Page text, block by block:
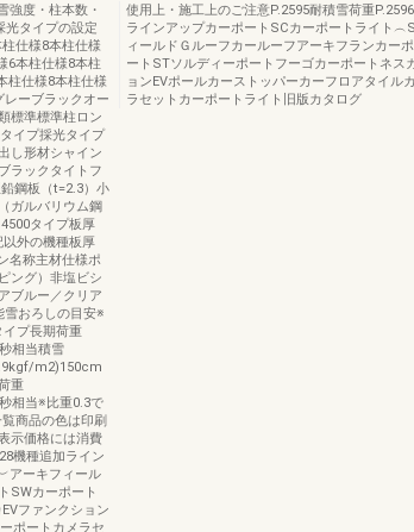
強度・柱本数・
光タイプの設定
仕様8本柱仕様
6本柱仕様8本柱
柱仕様8本柱仕様
ーブラックオー
標準標準柱ロン
イプ採光タイプ
し形材シャイン
ラックタイトフ
鋼板（t=2.3）小
ガルバリウム鋼
タイプ板厚
外の機種板厚
名称主材仕様ポ
ング）非塩ビシ
ブルー／クリア
雪おろしの目安※
プ長期荷重
相当積雪
m2)150cm
重
相当※比重0.3で
商品の色は印刷
示価格には消費
機種追加ライン
アーキフィール
SWカーポート
ファンクション
ポートカメラセ
使用上・施工上のご注意P.2595耐積雪荷重
ラインアップカーポートSCカーポートライト
ィールドＧルーフカールーフアーキフランカー
ートSTソルディーポートフーゴカーポートネス
ョンEVポールカーストッパーカーフロアタイル
ラセットカーポートライト旧版カタログ